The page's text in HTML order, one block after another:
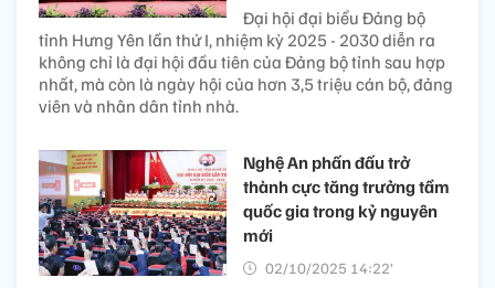
Đại hội đại biểu Đảng bộ
tỉnh Hưng Yên lần thứ I, nhiệm kỳ 2025 - 2030 diễn ra
không chỉ là đại hội đầu tiên của Đảng bộ tỉnh sau hợp
nhất, mà còn là ngày hội của hơn 3,5 triệu cán bộ, đảng
viên và nhân dân tỉnh nhà.
Nghệ An phấn đấu trở
thành cực tăng trưởng tầm
quốc gia trong kỷ nguyên
mới
02/10/2025 14:22’